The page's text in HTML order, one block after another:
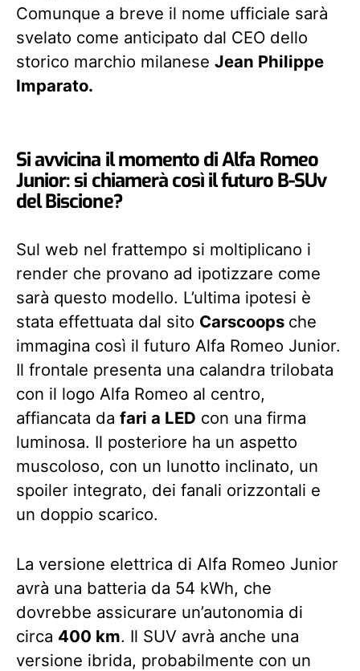
Comunque a breve il nome ufficiale sarà
svelato come anticipato dal CEO dello
storico marchio milanese Jean Philippe
Imparato.
Si avvicina il momento di Alfa Romeo
Junior: si chiamerà così il futuro B-SUv
del Biscione?
Sul web nel frattempo si moltiplicano i
render che provano ad ipotizzare come
sarà questo modello. L’ultima ipotesi è
stata effettuata dal sito Carscoops che
immagina così il futuro Alfa Romeo Junior.
Il frontale presenta una calandra trilobata
con il logo Alfa Romeo al centro,
affiancata da fari a LED con una firma
luminosa. Il posteriore ha un aspetto
muscoloso, con un lunotto inclinato, un
spoiler integrato, dei fanali orizzontali e
un doppio scarico.
La versione elettrica di Alfa Romeo Junior
avrà una batteria da 54 kWh, che
dovrebbe assicurare un’autonomia di
circa 400 km. Il SUV avrà anche una
versione ibrida, probabilmente con un